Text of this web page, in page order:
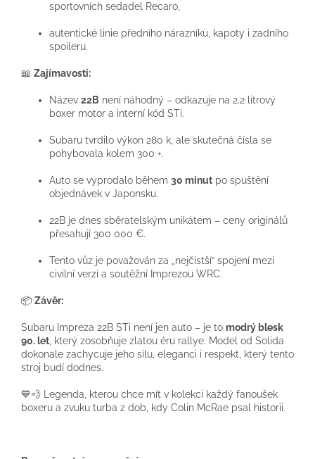
sportovních sedadel Recaro,
autentické linie předního nárazníku, kapoty i zadního
spoileru.
📖 Zajímavosti:
Název 22B není náhodný – odkazuje na 2.2 litrový
boxer motor a interní kód STi.
Subaru tvrdilo výkon 280 k, ale skutečná čísla se
pohybovala kolem 300 +.
Auto se vyprodalo během 30 minut po spuštění
objednávek v Japonsku.
22B je dnes sběratelským unikátem – ceny originálů
přesahují 300 000 €.
Tento vůz je považován za „nejčistší“ spojení mezi
civilní verzí a soutěžní Imprezou WRC.
📦 Závěr:
Subaru Impreza 22B STi není jen auto – je to modrý blesk
90. let , který zosobňuje zlatou éru rallye. Model od Solida
dokonale zachycuje jeho sílu, eleganci i respekt, který tento
stroj budí dodnes.
💙💨 Legenda, kterou chce mít v kolekci každý fanoušek
boxeru a zvuku turba z dob, kdy Colin McRae psal historii.